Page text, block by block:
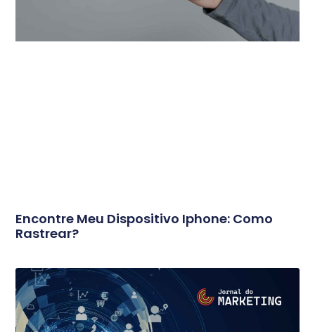
Encontre Meu Dispositivo Iphone: Como
Rastrear?